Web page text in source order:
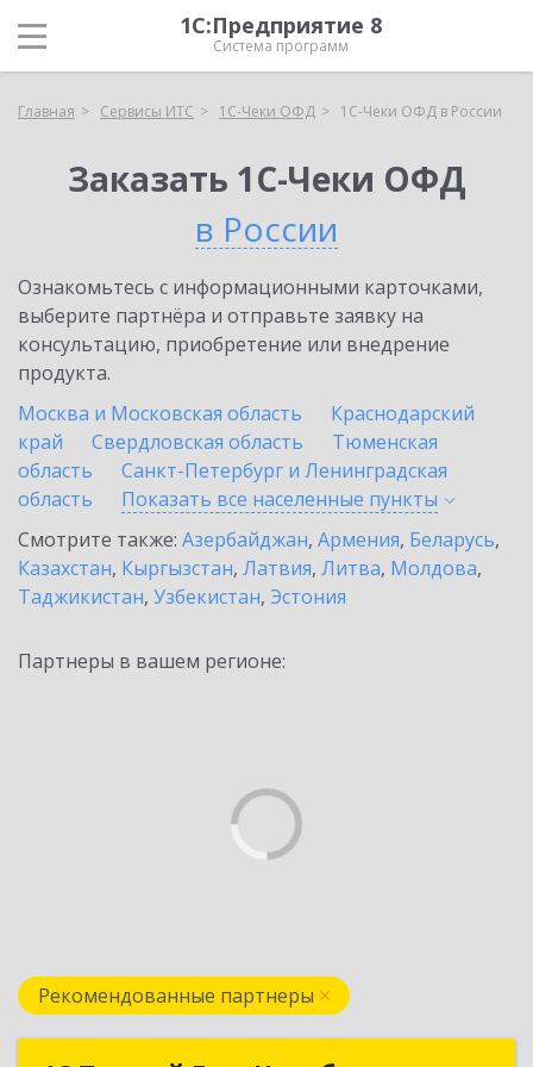
1С:Предприятие 8
Система программ
Главная Сервисы ИТС 1С-Чеки ОФД 1С-Чеки ОФД в России
Заказать 1С-Чеки ОФД
в России
Ознакомьтесь с информационными карточками,
выберите партнёра и отправьте заявку на
консультацию, приобретение или внедрение
продукта.
Москва и Московская область
Краснодарский
край
Свердловская область
Тюменская
область
Санкт-Петербург и Ленинградская
область
Показать все населенные пункты
Смотрите также: Азербайджан, Армения, Беларусь,
Казахстан, Кыргызстан, Латвия, Литва, Молдова,
Таджикистан, Узбекистан, Эстония
Партнеры в вашем регионе:
Рекомендованные партнеры